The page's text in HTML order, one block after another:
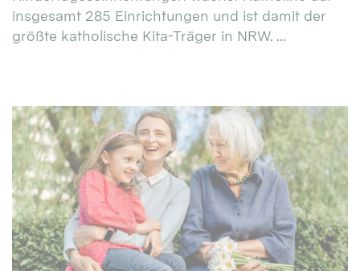
insgesamt 285 Einrichtungen und ist damit der
größte katholische Kita-Träger in NRW. ...